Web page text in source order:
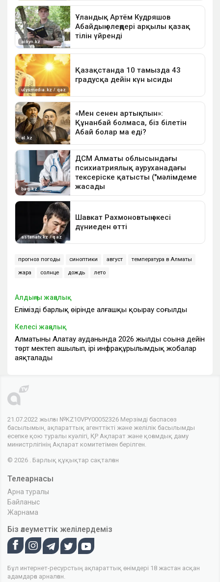
прогноз погоды синоптики август температура в Алматы
жара солнце дождь лето
Алдыңғы жаңалық
Еліміздің барлық өңірінде алғашқы қоңырау соғылды
Келесі жаңалық
Алматының Алатау ауданында 2026 жылдың соңына дейін
төрт мектеп ашылып, ірі инфрақұрылымдық жобалар
аяқталады
21.07.2022 жылғы №KZ10VPY00052326 Мерзімді баспасөз
басылымын, ақпараттық агенттікті және желілік басылымды
есепке қою туралы куәлігі, ҚР Ақпарат және қоғамдық даму
министрлігінің Ақпарат комитетімен берілген.
© 2026 . Барлық құқықтар сақталған
Телеарнасы
Арна туралы
Байланыс
Жарнама
Біз әлеуметтік желілердеміз
Бұл интернет-ресурстың ақпараттық өнімдері 18 жастан асқан
адамдарға арналған.